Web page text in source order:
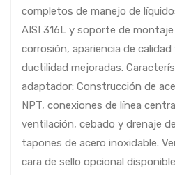
completos de manejo de
AISI 316L y soporte de
corrosión, apariencia de
ductilidad mejoradas.
adaptador: Construcción de
NPT, conexiones de línea
ventilación, cebado y drenaje
tapones de acero inoxidable.
cara de sello opcional